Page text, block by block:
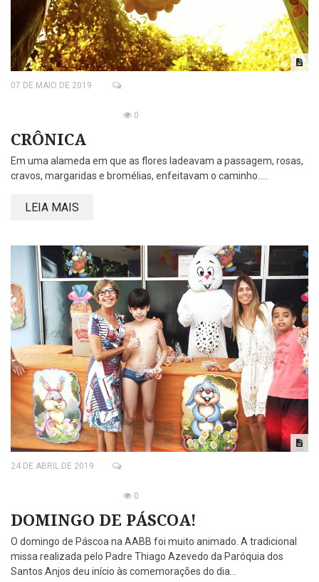
07 DE MAIO DE 2019
0
CRÔNICA
Em uma alameda em que as flores ladeavam a passagem, rosas,
cravos, margaridas e bromélias, enfeitavam o caminho.....
LEIA MAIS
24 DE ABRIL DE 2019
0
DOMINGO DE PÁSCOA!
O domingo de Páscoa na AABB foi muito animado. A tradicional
missa realizada pelo Padre Thiago Azevedo da Paróquia dos
Santos Anjos deu início às comemorações do dia...